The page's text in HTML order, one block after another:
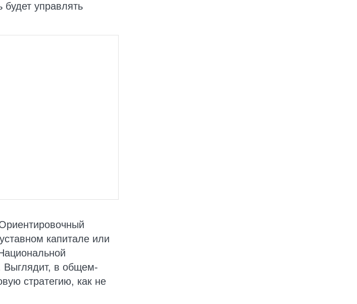
будет управлять
капитале или
Выглядит, в общем-
стратегию, как не